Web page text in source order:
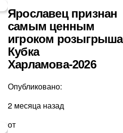
Ярославец признан
самым ценным
игроком розыгрыша
Кубка
Харламова-2026
Опубликовано:
2 месяца назад
от